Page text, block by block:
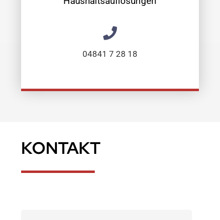
04841 7 28 18
KONTAKT